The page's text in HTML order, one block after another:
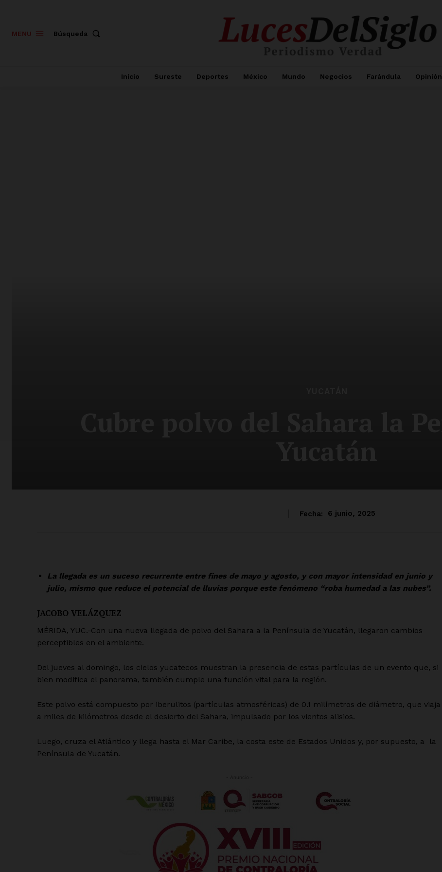
MENU Búsqueda
Inicio Sureste Deportes México Mundo Negocios Farándula Opinión
Fecha: 6 junio, 2025
La llegada es un suceso recurrente entre fines de mayo y agosto, y con mayor intensidad en junio y
julio, mismo que reduce el potencial de lluvias porque este fenómeno “roba humedad a las nubes”.
JACOBO VELÁZQUEZ
MÉRIDA, YUC.-Con una nueva llegada de polvo del Sahara a la Península de Yucatán, llegaron cambios
perceptibles en el ambiente.
Del jueves al domingo, los cielos yucatecos muestran la presencia de estas partículas de un evento que, si
bien modifica el panorama, también cumple una función vital para la región.
Este polvo está compuesto por iberulitos (partículas atmosféricas) de 0.1 milímetros de diámetro, que viaja
a miles de kilómetros desde el desierto del Sahara, impulsado por los vientos alisios.
Luego, cruza el Atlántico y llega hasta el Mar Caribe, la costa este de Estados Unidos y, por supuesto, a la
Península de Yucatán.